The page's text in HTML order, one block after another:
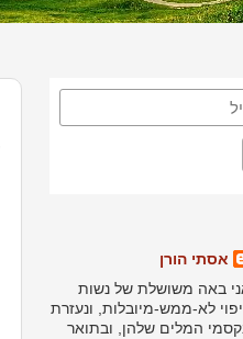
אסתי הורן
באה משושלת של נשות
לא-ממש-מיובלות, ונעזרת
המלים שלהן, ובתואר